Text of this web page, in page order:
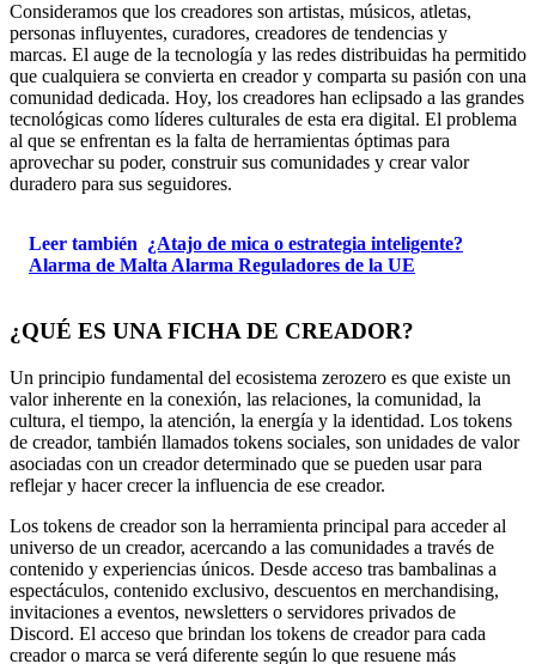
Consideramos que los creadores son artistas, músicos, atletas,
personas influyentes, curadores, creadores de tendencias y
marcas. El auge de la tecnología y las redes distribuidas ha permitido
que cualquiera se convierta en creador y comparta su pasión con una
comunidad dedicada. Hoy, los creadores han eclipsado a las grandes
tecnológicas como líderes culturales de esta era digital. El problema
al que se enfrentan es la falta de herramientas óptimas para
aprovechar su poder, construir sus comunidades y crear valor
duradero para sus seguidores.
Leer también ¿Atajo de mica o estrategia inteligente?
Alarma de Malta Alarma Reguladores de la UE
¿QUÉ ES UNA FICHA DE CREADOR?
Un principio fundamental del ecosistema zerozero es que existe un
valor inherente en la conexión, las relaciones, la comunidad, la
cultura, el tiempo, la atención, la energía y la identidad. Los tokens
de creador, también llamados tokens sociales, son unidades de valor
asociadas con un creador determinado que se pueden usar para
reflejar y hacer crecer la influencia de ese creador.
Los tokens de creador son la herramienta principal para acceder al
universo de un creador, acercando a las comunidades a través de
contenido y experiencias únicos. Desde acceso tras bambalinas a
espectáculos, contenido exclusivo, descuentos en merchandising,
invitaciones a eventos, newsletters o servidores privados de
Discord. El acceso que brindan los tokens de creador para cada
creador o marca se verá diferente según lo que resuene más